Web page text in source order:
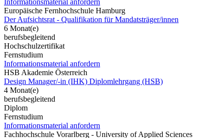
Informationsmaterial anfordern
Europäische Fernhochschule Hamburg
Der Aufsichtsrat - Qualifikation für Mandatsträger/innen
6 Monat(e)
berufsbegleitend
Hochschulzertifikat
Fernstudium
Informationsmaterial anfordern
HSB Akademie Österreich
Design Manager/-in (IHK) Diplomlehrgang (HSB)
4 Monat(e)
berufsbegleitend
Diplom
Fernstudium
Informationsmaterial anfordern
Fachhochschule Vorarlberg - University of Applied Sciences